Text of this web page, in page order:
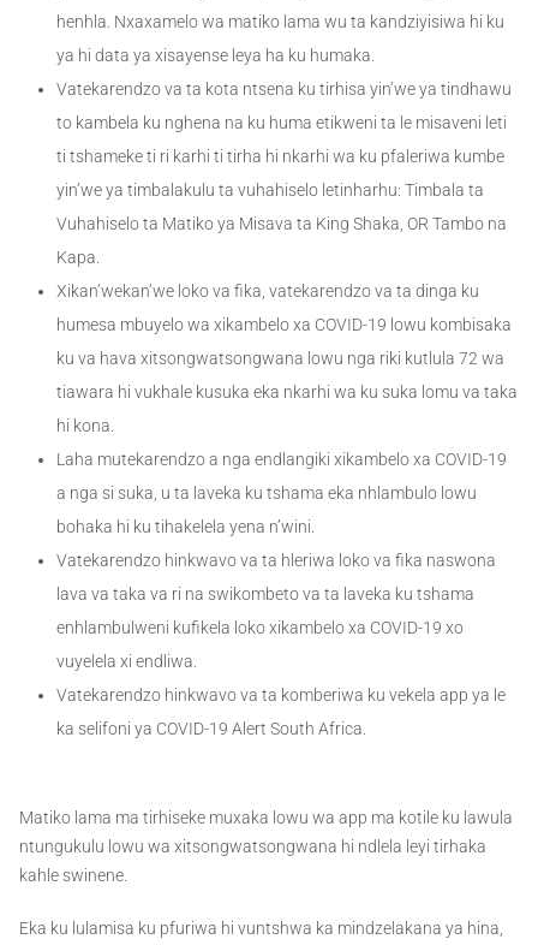
henhla. Nxaxamelo wa matiko lama wu ta kandziyisiwa hi ku
ya hi data ya xisayense leya ha ku humaka.
Vatekarendzo va ta kota ntsena ku tirhisa yin’we ya tindhawu
to kambela ku nghena na ku huma etikweni ta le misaveni leti
ti tshameke ti ri karhi ti tirha hi nkarhi wa ku pfaleriwa kumbe
yin’we ya timbalakulu ta vuhahiselo letinharhu: Timbala ta
Vuhahiselo ta Matiko ya Misava ta King Shaka, OR Tambo na
Kapa.
Xikan’wekan’we loko va fika, vatekarendzo va ta dinga ku
humesa mbuyelo wa xikambelo xa COVID-19 lowu kombisaka
ku va hava xitsongwatsongwana lowu nga riki kutlula 72 wa
tiawara hi vukhale kusuka eka nkarhi wa ku suka lomu va taka
hi kona.
Laha mutekarendzo a nga endlangiki xikambelo xa COVID-19
a nga si suka, u ta laveka ku tshama eka nhlambulo lowu
bohaka hi ku tihakelela yena n’wini.
Vatekarendzo hinkwavo va ta hleriwa loko va fika naswona
lava va taka va ri na swikombeto va ta laveka ku tshama
enhlambulweni kufikela loko xikambelo xa COVID-19 xo
vuyelela xi endliwa.
Vatekarendzo hinkwavo va ta komberiwa ku vekela app ya le
ka selifoni ya COVID-19 Alert South Africa.
Matiko lama ma tirhiseke muxaka lowu wa app ma kotile ku lawula
ntungukulu lowu wa xitsongwatsongwana hi ndlela leyi tirhaka
kahle swinene.
Eka ku lulamisa ku pfuriwa hi vuntshwa ka mindzelakana ya hina,